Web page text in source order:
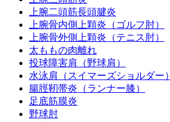
上腕二頭筋長頭腱炎
上腕骨内側上顆炎（ゴルフ肘）
上腕骨外側上顆炎（テニス肘）
太ももの肉離れ
投球障害肩（野球肩）
水泳肩（スイマーズショルダー）
腸脛靭帯炎（ランナー膝）
足底筋膜炎
野球肘